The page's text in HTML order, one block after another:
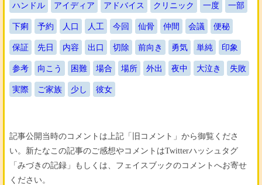
ハンドル アイディア アドバイス クリニック 一度 一部
下痢 予約 人口 人工 今回 仙骨 仲間 会議 便秘
保証 先日 内容 出口 切除 前向き 勇気 単純 印象
参考 向こう 困難 場合 場所 外出 夜中 大泣き 失敗
実際 ご家族 少し 彼女
記事公開当時のコメントは上記「旧コメント」から御覧くださ
い。新たなこの記事のご感想やコメントはTwitterハッシュタグ
「みづきの記録」もしくは、フェイスブックのコメントへお寄せ
ください。